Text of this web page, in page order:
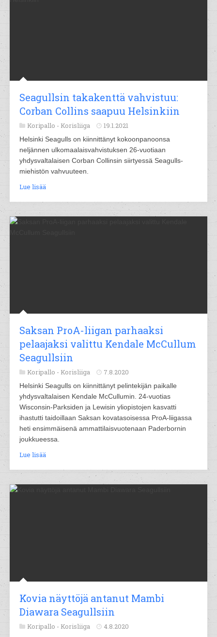
Seagullsin takakenttä vahvistuu:
Corban Collins saapuu Helsinkiin
Koripallo - Korisliiga 19.1.2021
Helsinki Seagulls on kiinnittänyt kokoonpanoonsa
neljännen ulkomaalaisvahvistuksen 26-vuotiaan
yhdysvaltalaisen Corban Collinsin siirtyessä Seagulls-
miehistön vahvuuteen.
Lue lisää
Saksan ProA-liigan parhaaksi
pelaajaksi valittu Kendale McCullum
Seagullsiin
Koripallo - Korisliiga 7.8.2020
Helsinki Seagulls on kiinnittänyt pelintekijän paikalle
yhdysvaltalaisen Kendale McCullumin. 24-vuotias
Wisconsin-Parksiden ja Lewisin yliopistojen kasvatti
ihastutti taidoillaan Saksan kovatasoisessa ProA-liigassa
heti ensimmäisenä ammattilaisvuotenaan Paderbornin
joukkueessa.
Lue lisää
Kovia näyttöjä antanut Mambi
Diawara Seagullsiin
Koripallo - Korisliiga 4.8.2020